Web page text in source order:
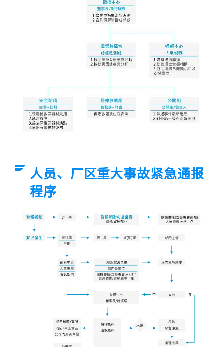
人员、厂区重大事故紧急通报
程序